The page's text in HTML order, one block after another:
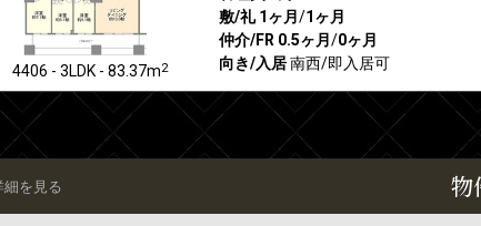
4406 - 3LDK - 83.37m2
敷/礼 1ヶ月 /1ヶ月
仲介/FR 0.5ヶ月 /0ヶ月
向き/入居南西/即入居可
物
細を見る